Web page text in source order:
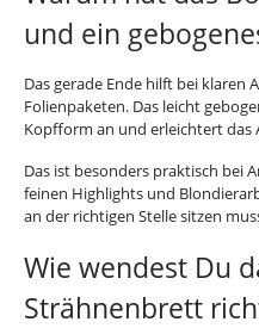
und ein
Das gerade Ende hilft bei klaren
Folienpaketen. Das leicht
Kopfform an und erleichtert das
Das ist besonders praktisch bei
feinen Highlights und
an der richtigen Stelle sitzen
Wie wendest Du
Strähnenbrett